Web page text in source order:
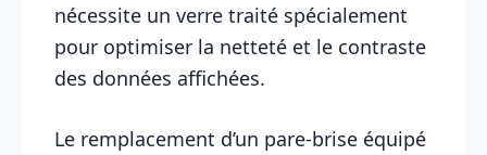
nécessite un verre traité spécialement
pour optimiser la netteté et le contraste
des données affichées.
Le remplacement d’un pare-brise équipé